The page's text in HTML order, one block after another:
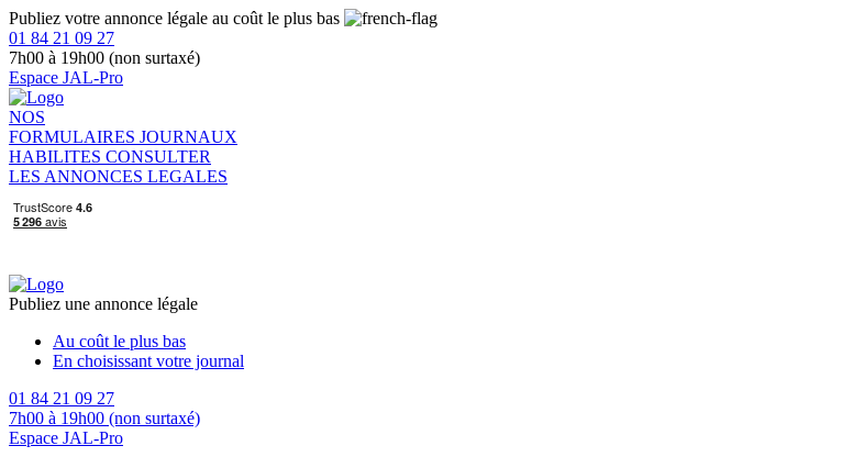
Publiez votre annonce légale au coût le plus bas
01 84 21 09 27
7h00 à 19h00 (non surtaxé)
Espace JAL-Pro
NOS
FORMULAIRES JOURNAUX
HABILITES CONSULTER
LES ANNONCES LEGALES
Publiez une annonce légale
Au coût le plus bas
En choisissant votre journal
01 84 21 09 27
7h00 à 19h00 (non surtaxé)
Espace JAL-Pro